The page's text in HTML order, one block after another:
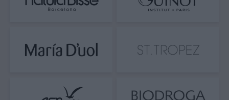
quemaduras.